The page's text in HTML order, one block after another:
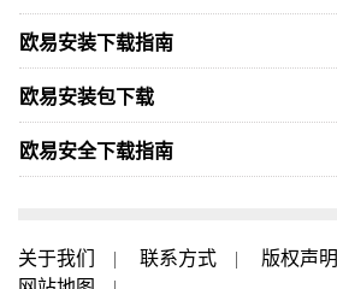
欧易安装下载指南
欧易安装包下载
欧易安全下载指南
关于我们 | 联系方式 | 版权声明